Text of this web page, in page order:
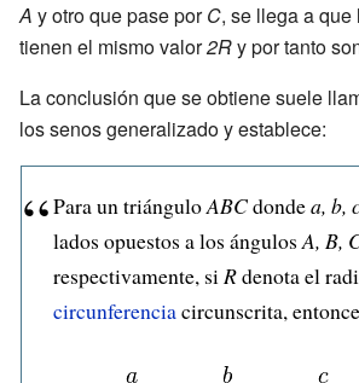
A y otro que pase porC, se llega a
tienen el mismo valor2Ry por tanto
La conclusión que se obtiene suele
los senos generalizado y establece:
Para un triánguloABCdondea, b,
lados opuestos a los ángulosA, B,
respectivamente, si Rdenota el
circunferenciacircunscrita,